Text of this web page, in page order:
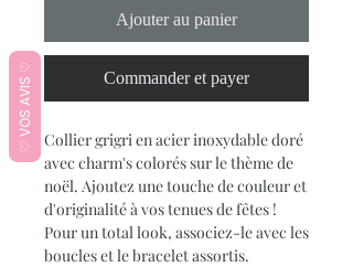
Ajouter au panier
Commander et payer
Collier grigri en acier inoxydable doré
avec charm's colorés sur le thème de
noël. Ajoutez une touche de couleur et
d'originalité à vos tenues de fêtes !
Pour un total look, associez-le avec les
boucles et le bracelet assortis.
♡ VOS AVIS ♡